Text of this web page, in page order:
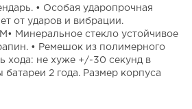
• Особая ударопрочная
от ударов и вибрации.
Минеральное стекло устойчивое
• Ремешок из полимерного
хода: не хуже +/-30 секунд в
2 года. Размер корпуса